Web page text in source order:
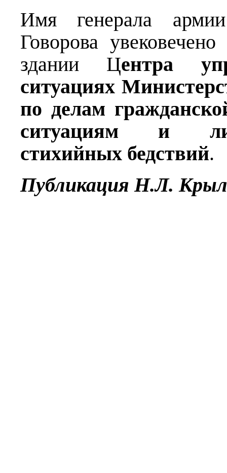
Имя генерала
Говорова
здании Центра
ситуациях
по делам
ситуациям и
стихийных бедствий.
Публикация Н.Л.